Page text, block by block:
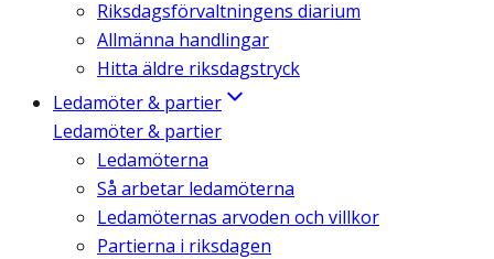
Riksdagsförvaltningens diarium
Allmänna handlingar
Hitta äldre riksdagstryck
Ledamöter & partier
Ledamöter & partier
Ledamöterna
Så arbetar ledamöterna
Ledamöternas arvoden och villkor
Partierna i riksdagen